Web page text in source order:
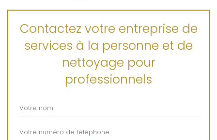
Contactez votre entreprise de
services à la personne et de
nettoyage pour
professionnels